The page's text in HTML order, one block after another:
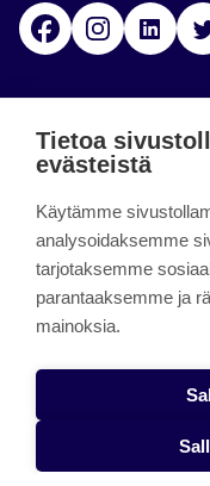
FacebookInstagram
päättynyt 11.9.2023.
About the site
Käyttöehdot
Alasottoilmoitus
Tietoa
evästeistä
Käytämme
analysoidaksemme
tarjotaksemme
parantaaksemme ja
mainoksia.